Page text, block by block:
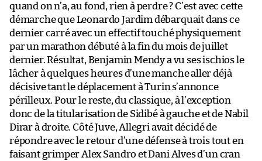
quand on n’a, au fond, rien à perdre ? C’est avec cette
démarche que Leonardo Jardim débarquait dans ce
dernier carré avec un effectif touché physiquement
par un marathon débuté à la fin du mois de juillet
dernier. Résultat, Benjamin Mendy a vu ses ischios le
lâcher à quelques heures d’une manche aller déjà
décisive tant le déplacement à Turin s’annonce
périlleux. Pour le reste, du classique, à l’exception
donc de la titularisation de Sidibé à gauche et de Nabil
Dirar à droite. Côté Juve, Allegri avait décidé de
répondre avec le retour d’une défense à trois tout en
faisant grimper Alex Sandro et Dani Alves d’un cran